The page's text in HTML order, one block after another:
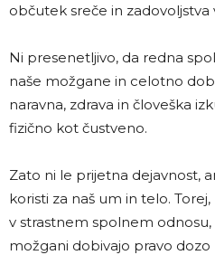
občutek sreče in zadovoljstva
Ni presenetljivo, da redna
naše možgane in celotno
naravna, zdrava in človeška
fizično kot čustveno.
Zato ni le prijetna dejavnost,
koristi za naš um in telo.
v strastnem spolnem odnosu,
možgani dobivajo pravo dozo